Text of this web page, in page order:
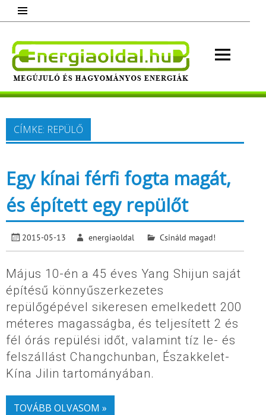
content
Megújuló és hagyományos energiák.
Minden, ami energia!
CÍMKE: REPÜLŐ
Egy kínai férfi fogta magát,
és épített egy repülőt
2015-05-13 energiaoldal Csináld magad!
Május 10-én a 45 éves Yang Shijun saját
építésű könnyűszerkezetes
repülőgépével sikeresen emelkedett 200
méteres magasságba, és teljesített 2 és
fél órás repülési időt, valamint tíz le- és
felszállást Changchunban, Északkelet-
Kína Jilin tartományában.
TOVÁBB OLVASOM »